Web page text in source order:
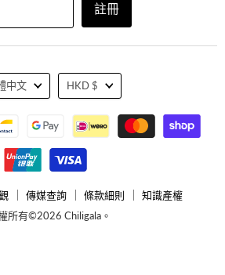
註冊
傳媒查詢 條款細則
知識產權
所有©2026 Chiligala。
中文
貨
幣
HKD $